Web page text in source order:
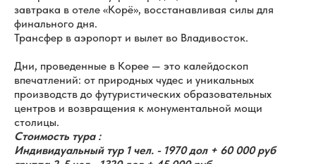
завтрака в отеле «Корё», восстанавливая силы для
финального дня.
Трансфер в аэропорт и вылет во Владивосток.
Дни, проведенные в Корее — это калейдоскоп
впечатлений: от природных чудес и уникальных
производств до футуристических образовательных
центров и возвращения к монументальной мощи
столицы.
Стоимость тура :
Индивидуальный тур 1 чел. - 1970 дол + 60 000 руб